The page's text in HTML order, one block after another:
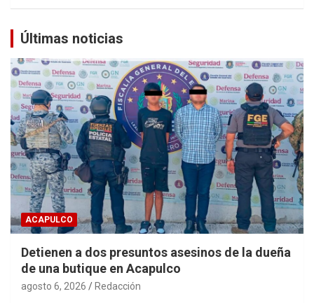
Últimas noticias
ACAPULCO
Detienen a dos presuntos asesinos de la dueña
de una butique en Acapulco
agosto 6, 2026 Redacción